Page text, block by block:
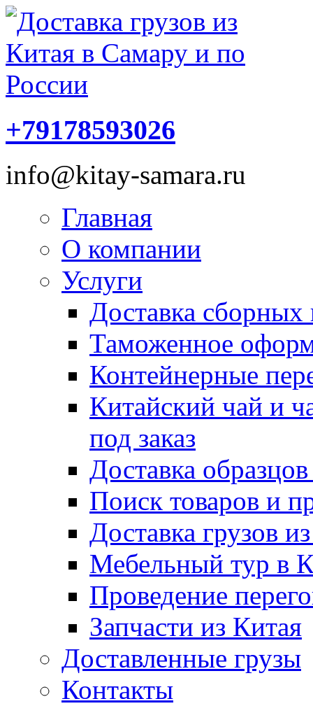
+79178593026
info@kitay-samara.ru
Главная
О компании
Услуги
Доставка сборных
Таможенное
Контейнерные
Китайский чай и
под заказ
Доставка
Поиск товаров и
Доставка грузов
Мебельный тур в
Проведение
Запчасти из Китая
Доставленные грузы
Контакты